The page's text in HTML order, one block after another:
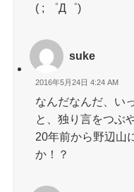
( ; ゜Д゜)
suke
2016年5月24日 4:24 AM
なんだなんだ、い
と、独り言をつぶ
20年前から野辺山
か！？